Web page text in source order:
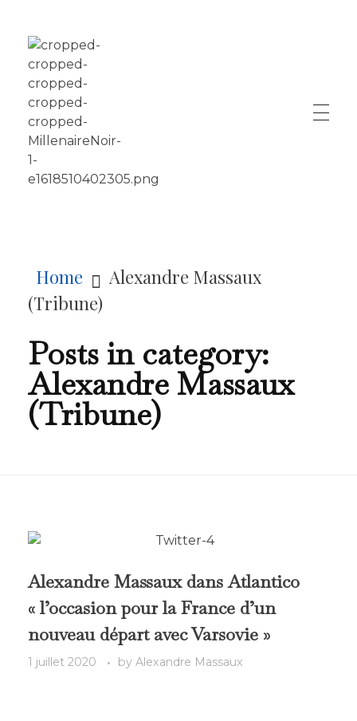
Home
Alexandre Massaux
(Tribune)
Posts in category:
Alexandre Massaux
(Tribune)
Alexandre Massaux dans Atlantico
« l’occasion pour la France d’un
nouveau départ avec Varsovie »
1 juillet 2020 by Alexandre Massaux